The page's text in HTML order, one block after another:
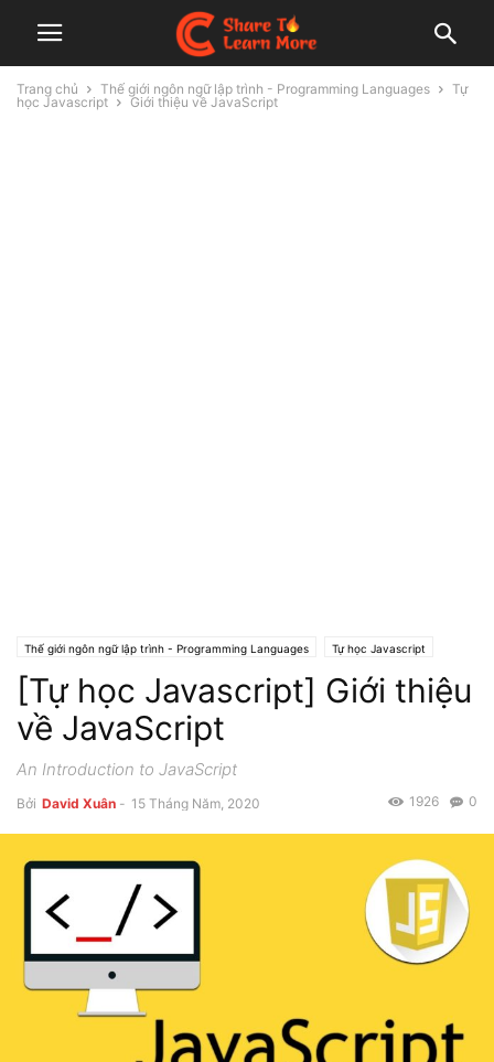
Trang chủ Thế giới ngôn ngữ lập trình - Programming Languages
Tự
học Javascript
Giới thiệu về JavaScript
Thế giới ngôn ngữ lập trình - Programming Languages Tự học Javascript
[Tự học Javascript] Giới thiệu
về JavaScript
An Introduction to JavaScript
Bởi David Xuân - 15 Tháng Năm, 2020 0
1926